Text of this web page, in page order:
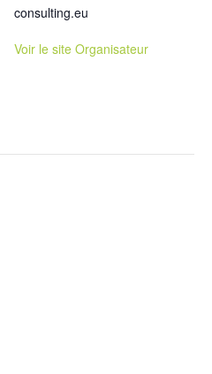
consulting.eu
Voir le site Organisateur